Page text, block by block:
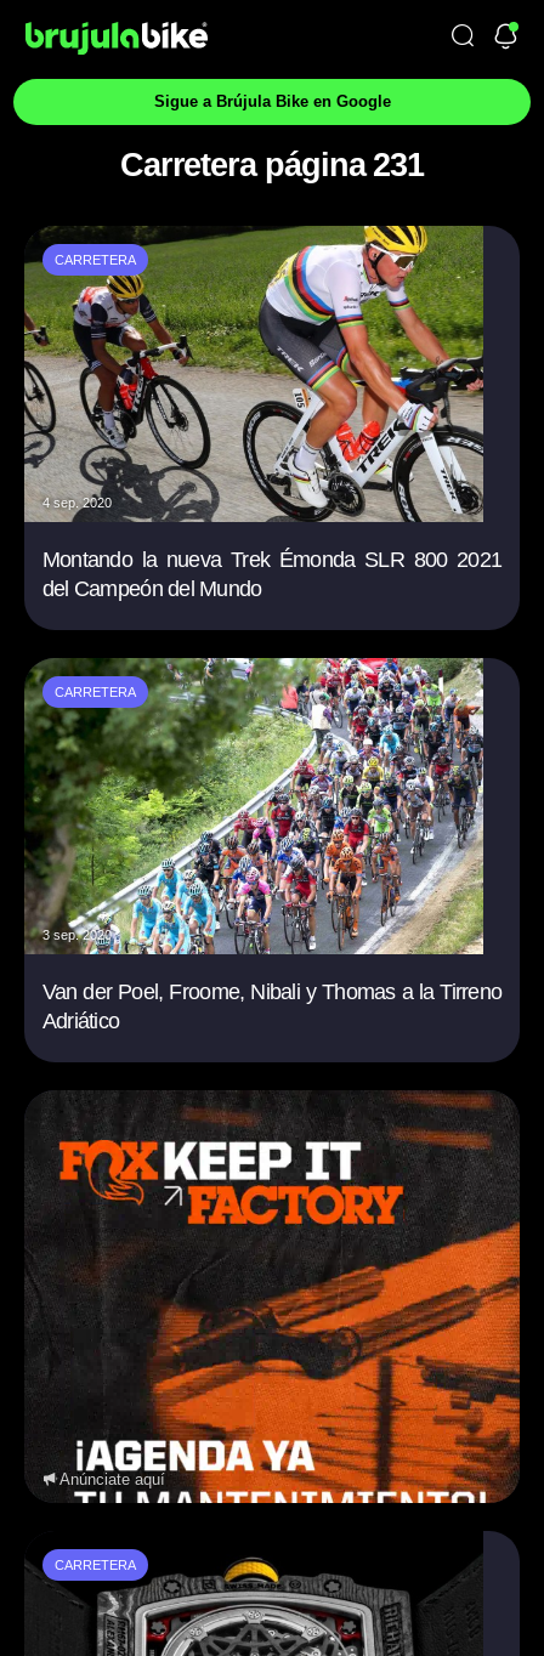
Sigue a Brújula Bike en Google
Carretera página 231
CARRETERA
4 sep. 2020
Montando la nueva Trek Émonda SLR 800 2021
del Campeón del Mundo
CARRETERA
3 sep. 2020
Van der Poel, Froome, Nibali y Thomas a la Tirreno
Adriático
Anúnciate aquí
CARRETERA